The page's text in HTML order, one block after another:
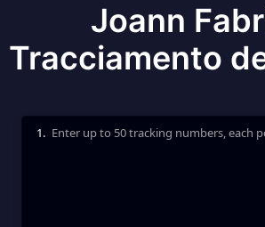
Joann
Tracciamento
Enter up to 50 tracking numbers, each
1.